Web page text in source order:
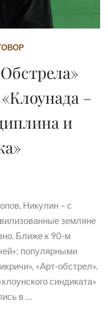
–
и
Никулин – с
земляне
Ближе к 90-м
популярными
«Арт-обстрел».
синдиката»
в …